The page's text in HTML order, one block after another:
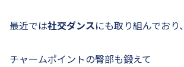
最近では社交ダンスにも取り組んでおり、
チャームポイントの臀部も鍛えて